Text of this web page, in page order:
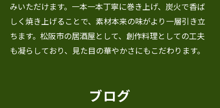
みいただけます。一本一本丁寧に巻き上げ、炭火で香ば
しく焼き上げることで、素材本来の味がより一層引き立
ちます。松阪市の居酒屋として、創作料理としての工夫
も凝らしており、見た目の華やかさにもこだわります。
ブログ